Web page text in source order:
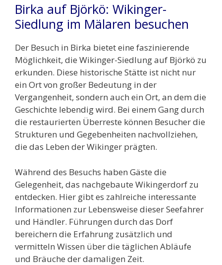
Birka auf Björkö: Wikinger-
Siedlung im Mälaren besuchen
Der Besuch in Birka bietet eine faszinierende
Möglichkeit, die Wikinger-Siedlung auf Björkö zu
erkunden. Diese historische Stätte ist nicht nur
ein Ort von großer Bedeutung in der
Vergangenheit, sondern auch ein Ort, an dem die
Geschichte lebendig wird. Bei einem Gang durch
die restaurierten Überreste können Besucher die
Strukturen und Gegebenheiten nachvollziehen,
die das Leben der Wikinger prägten.
Während des Besuchs haben Gäste die
Gelegenheit, das nachgebaute Wikingerdorf zu
entdecken. Hier gibt es zahlreiche interessante
Informationen zur Lebensweise dieser Seefahrer
und Händler. Führungen durch das Dorf
bereichern die Erfahrung zusätzlich und
vermitteln Wissen über die täglichen Abläufe
und Bräuche der damaligen Zeit.